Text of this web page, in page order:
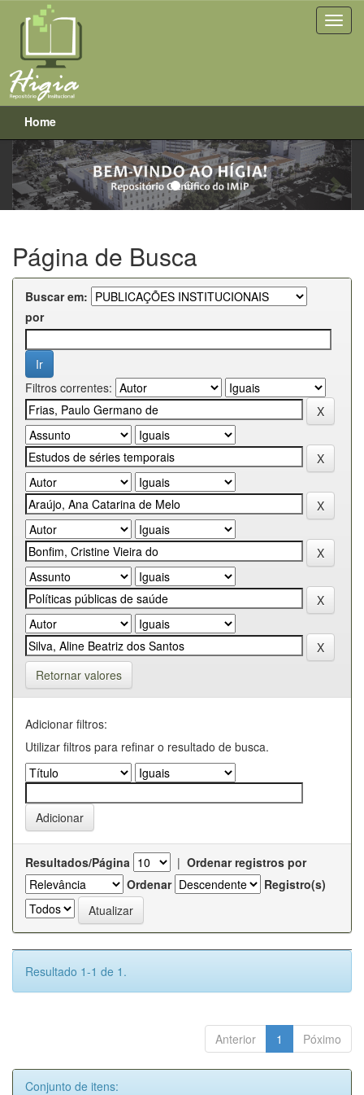
Skip
navigation
Home
Previous Next
Página de Busca
Buscar em:
por
Filtros correntes:
Retornar valores
Adicionar filtros:
Utilizar filtros para refinar o resultado de busca.
Resultados/Página | Ordenar registros por
Ordenar
Registro(s)
Resultado 1-1 de 1.
Anterior 1 Póximo
Conjunto de itens: